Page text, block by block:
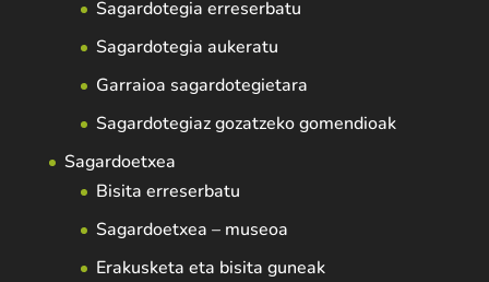
Sagardotegia erreserbatu
Sagardotegia aukeratu
Garraioa sagardotegietara
Sagardotegiaz gozatzeko gomendioak
Sagardoetxea
Bisita erreserbatu
Sagardoetxea – museoa
Erakusketa eta bisita guneak